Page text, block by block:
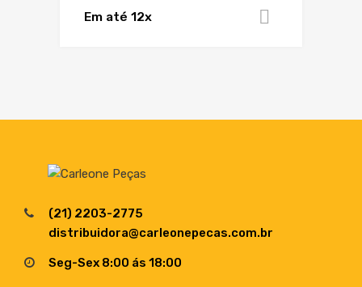
Em até 12x
(21) 2203-2775
distribuidora@carleonepecas.com.br
Seg-Sex 8:00 ás 18:00